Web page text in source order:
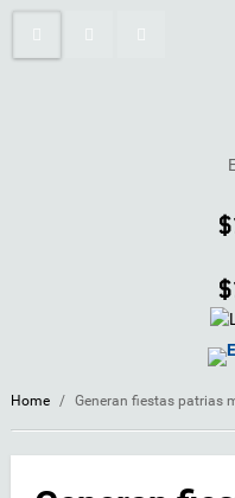
Home / Generan fiestas patrias